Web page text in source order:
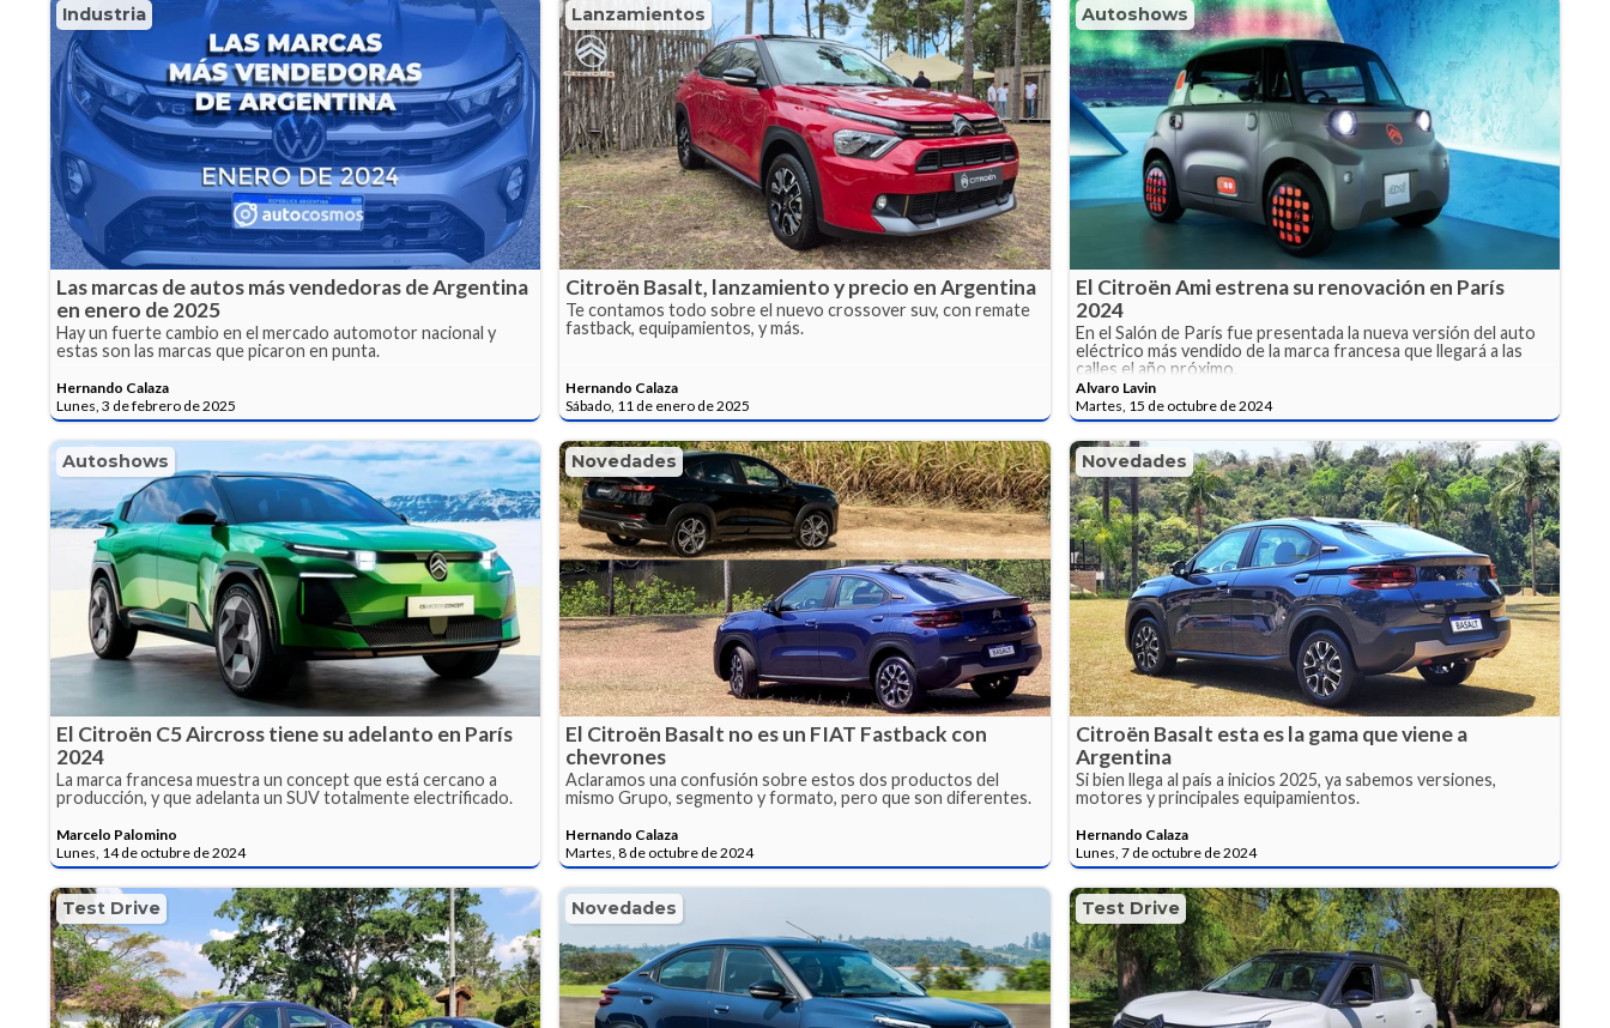
Industria
Las marcas de autos más vendedoras de Argentina
en enero de 2025
Hay un fuerte cambio en el mercado automotor nacional y
estas son las marcas que picaron en punta.
Hernando Calaza
Lunes, 3 de febrero de 2025
Lanzamientos
Citroën Basalt, lanzamiento y precio en Argentina
Te contamos todo sobre el nuevo crossover suv, con remate
fastback, equipamientos, y más.
Hernando Calaza
Sábado, 11 de enero de 2025
Autoshows
El Citroën Ami estrena su renovación en París
2024
En el Salón de París fue presentada la nueva versión del auto
eléctrico más vendido de la marca francesa que llegará a las
calles el año próximo.
Alvaro Lavin
Martes, 15 de octubre de 2024
Autoshows
El Citroën C5 Aircross tiene su adelanto en París
2024
La marca francesa muestra un concept que está cercano a
producción, y que adelanta un SUV totalmente electrificado.
Marcelo Palomino
Lunes, 14 de octubre de 2024
Novedades
El Citroën Basalt no es un FIAT Fastback con
chevrones
Aclaramos una confusión sobre estos dos productos del
mismo Grupo, segmento y formato, pero que son diferentes.
Hernando Calaza
Martes, 8 de octubre de 2024
Novedades
Citroën Basalt esta es la gama que viene a
Argentina
Si bien llega al país a inicios 2025, ya sabemos versiones,
motores y principales equipamientos.
Hernando Calaza
Lunes, 7 de octubre de 2024
Test Drive Novedades Test Drive